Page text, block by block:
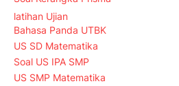
latihan Ujian
Bahasa Panda UTBK
US SD Matematika
Soal US IPA SMP
US SMP Matematika